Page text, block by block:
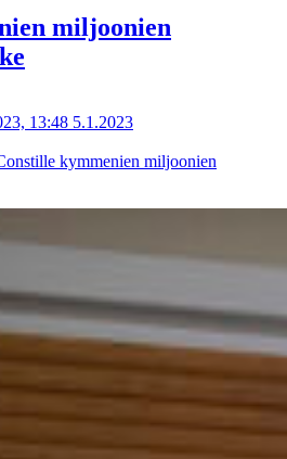
miljoonien
13:48 5.1.2023
kymmenien miljoonien